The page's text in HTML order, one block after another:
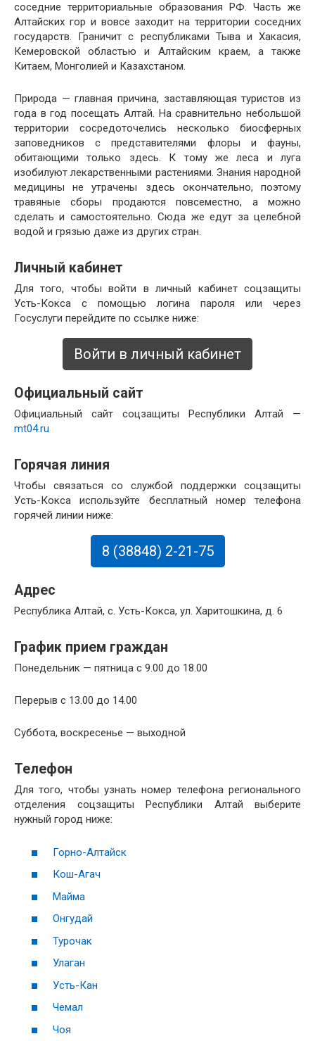
соседние территориальные образования РФ. Часть же
Алтайских гор и вовсе заходит на территории соседних
государств. Граничит с республиками Тыва и Хакасия,
Кемеровской областью и Алтайским краем, а также
Китаем, Монголией и Казахстаном.
Природа — главная причина, заставляющая туристов из
года в год посещать Алтай. На сравнительно небольшой
территории сосредоточелись несколько биосферных
заповедников с представителями флоры и фауны,
обитающими только здесь. К тому же леса и луга
изобилуют лекарственными растениями. Знания народной
медицины не утрачены здесь окончательно, поэтому
травяные сборы продаются повсеместно, а можно
сделать и самостоятельно. Сюда же едут за целебной
водой и грязью даже из других стран.
Личный кабинет
Для того, чтобы войти в личный кабинет соцзащиты
Усть-Кокса с помощью логина пароля или через
Госуслуги перейдите по ссылке ниже:
Войти в личный кабинет
Официальный сайт
Официальный сайт соцзащиты Республики Алтай —
mt04.ru
Горячая линия
Чтобы связаться со службой поддержки соцзащиты
Усть-Кокса используйте бесплатный номер телефона
горячей линии ниже:
8 (38848) 2-21-75
Адрес
Республика Алтай, с. Усть-Кокса, ул. Харитошкина, д. 6
График прием граждан
Понедельник — пятница с 9.00 до 18.00
Перерыв с 13.00 до 14.00
Суббота, воскресенье — выходной
Телефон
Для того, чтобы узнать номер телефона регионального
отделения соцзащиты Республики Алтай выберите
нужный город ниже:
Горно-Алтайск
Кош-Агач
Майма
Онгудай
Турочак
Улаган
Усть-Кан
Чемал
Чоя